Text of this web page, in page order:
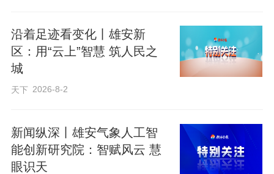
74岁的回迁居民郭全井是社区K歌班的志
愿队长，几乎每天都会在这里为老伙伴们
张罗文娱活动。“以前在村里，哪有这些乐
闹。”郭大爷的话语里，满是藏不住的惬
意。
沿着足迹看变化丨雄安新
区：用“云上”智慧 筑人民之
城
天下 2026-8-2
新闻纵深丨雄安气象人工智
能创新研究院：智赋风云 慧
眼识天